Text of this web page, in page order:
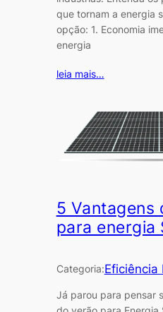
que tornam a energia
opção: 1. Economia
energia
leia mais…
5 Vantagens
para energia
Categoria:Eficiência
Já parou para pensar